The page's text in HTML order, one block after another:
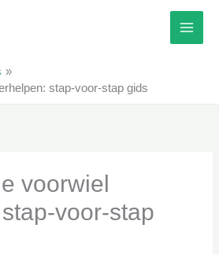
stap-voor-stap gids
voorwiel
voor-stap